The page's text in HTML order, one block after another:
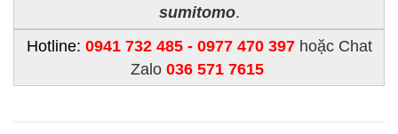
sumitomo.
Hotline: 0941 732 485 - 0977 470 397 hoặc Chat
Zalo036 571 7615